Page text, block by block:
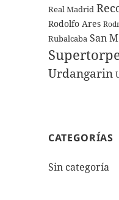
Real Madrid
Rodolfo Ares
Rubalcaba San
Urdangarin
CATEGORÍAS
Sin categoría